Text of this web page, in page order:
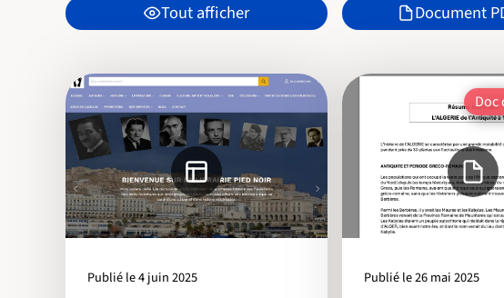
Tout afficher Document
Publié le 4 juin 2025
Doc
Publié le 26 mai 2025